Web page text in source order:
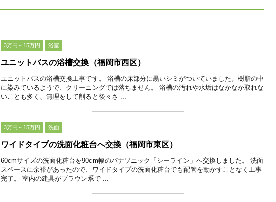
3万円～15万円 浴室
ユニットバスの浴槽交換（福岡市西区）
ユニットバスの浴槽交換工事です。 浴槽の床部分に黒いシミがついていました。樹脂の中
に染みているようで、クリーニングでは落ちません。 浴槽の汚れや水垢はなかなか取れな
いことも多く、無理をして削ると後々さ ...
3万円～15万円 洗面
ワイドタイプの洗面化粧台へ交換（福岡市東区）
60cmサイズの洗面化粧台を90cm幅のパナソニック「シーライン」へ交換しました。 洗面
スペースに余裕があったので、ワイドタイプの洗面化粧台でも配管を動かすことなく工事
完了。 室内の建具がブラウン系で ...